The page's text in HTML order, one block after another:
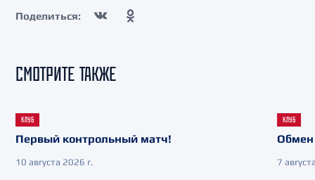
Поделиться:
СМОТРИТЕ ТАКЖЕ
КЛУБ
Первый контрольный матч!
10 августа 2026 г.
КЛУБ
Обмен
7